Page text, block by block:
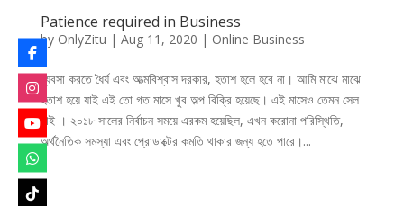
Patience required in Business
by OnlyZitu | Aug 11, 2020 | Online Business
ব্যবসা করতে ধৈর্য এবং আত্মবিশ্বাস দরকার, হতাশ হলে হবে না। আমি মাঝে মাঝে
হতাশ হয়ে যাই এই তো গত মাসে খুব অল্প বিক্রি হয়েছে। এই মাসেও তেমন সেল
নাই । ২০১৮ সালের নির্বাচন সময়ে এরকম হয়েছিল, এখন করোনা পরিস্থিতি,
অর্থনৈতিক সমস্যা এবং প্রোডাক্টের কমতি থাকার জন্য হতে পারে।...